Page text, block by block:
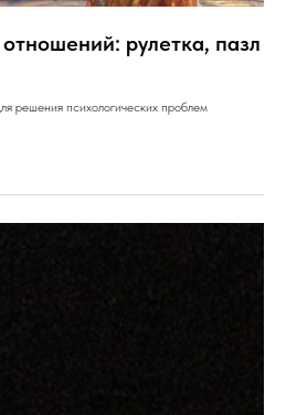
рулетка, пазл
решения психологических проблем